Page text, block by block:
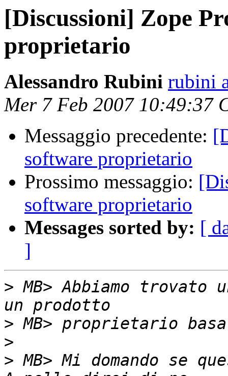
[Discussioni] Zope
proprietario
Alessandro Rubini rubini
Mer 7 Feb 2007 10:49:37
Messaggio precedente:
software proprietario
Prossimo messaggio:
software proprietario
Messages sorted by: [
]
> MB> Abbiamo trovato
>
>
> MB> Mi domando se